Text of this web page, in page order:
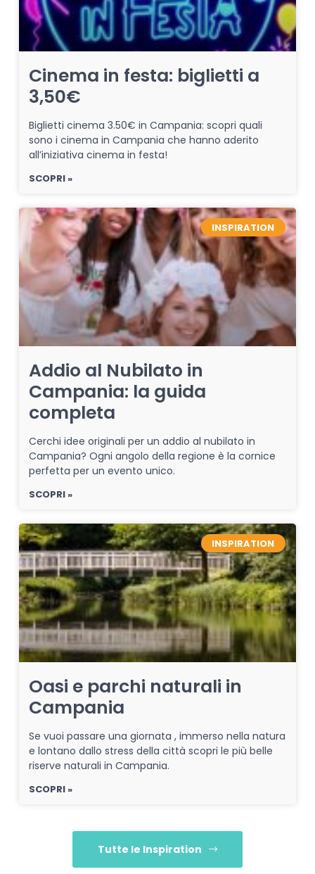
Cinema in festa: biglietti a
3,50€
Biglietti cinema 3.50€ in Campania: scopri quali
sono i cinema in Campania che hanno aderito
all’iniziativa cinema in festa!
SCOPRI »
INSPIRATION
Addio al Nubilato in
Campania: la guida
completa
Cerchi idee originali per un addio al nubilato in
Campania? Ogni angolo della regione è la cornice
perfetta per un evento unico.
SCOPRI »
INSPIRATION
Oasi e parchi naturali in
Campania
Se vuoi passare una giornata , immerso nella natura
e lontano dallo stress della città scopri le più belle
riserve naturali in Campania.
SCOPRI »
Tutte le Inspiration